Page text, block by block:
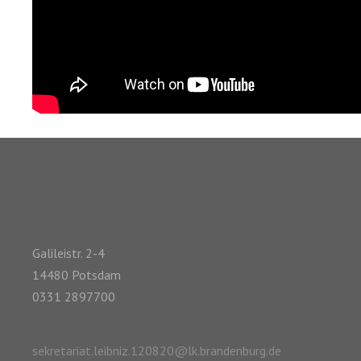
Galileistr. 2-4
14480 Potsdam
0331 2897700
sekretariat.leibniz.120820@lk.brandenburg.de